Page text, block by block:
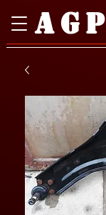
AGP